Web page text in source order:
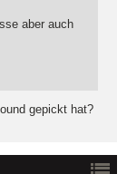
aber auch
gepickt hat?